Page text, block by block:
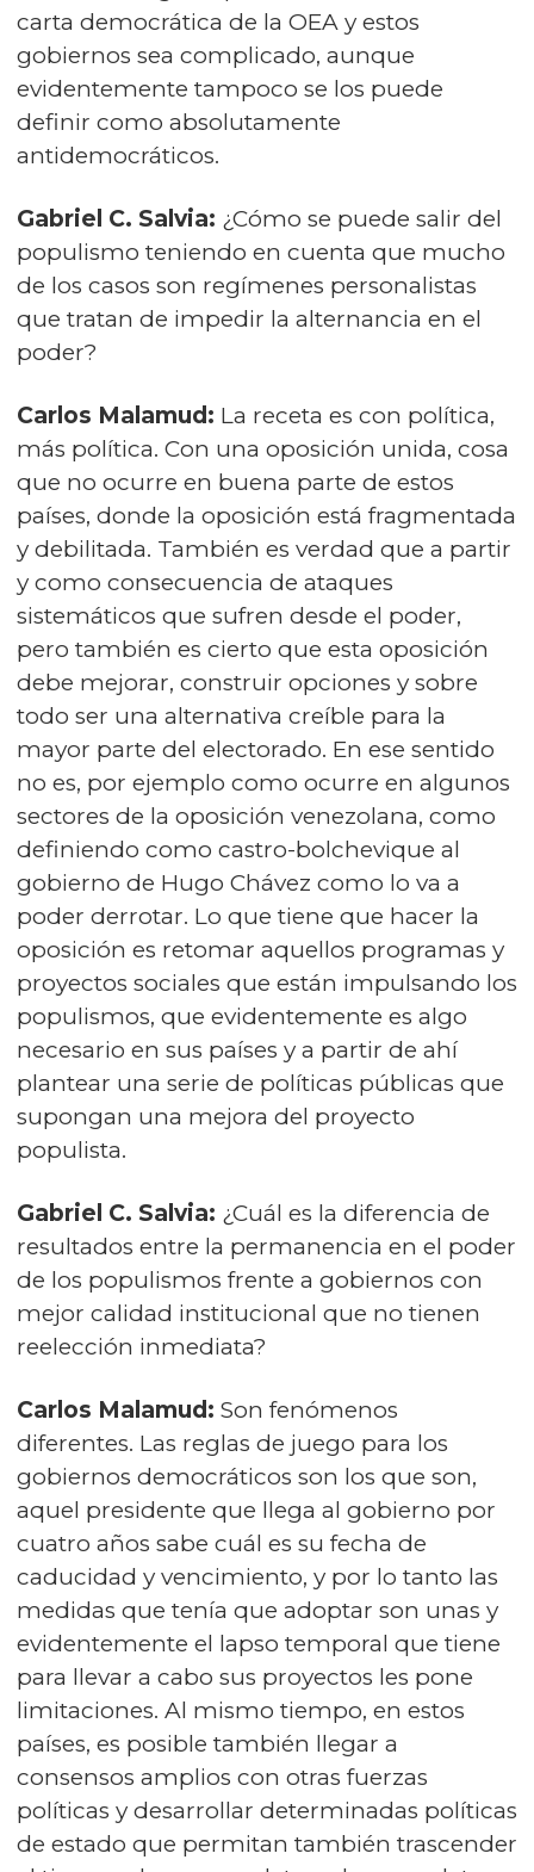
carta democrática de la OEA y estos
gobiernos sea complicado, aunque
evidentemente tampoco se los puede
definir como absolutamente
antidemocráticos.
Gabriel C. Salvia: ¿Cómo se puede salir del
populismo teniendo en cuenta que mucho
de los casos son regímenes personalistas
que tratan de impedir la alternancia en el
poder?
Carlos Malamud: La receta es con política,
más política. Con una oposición unida, cosa
que no ocurre en buena parte de estos
países, donde la oposición está fragmentada
y debilitada. También es verdad que a partir
y como consecuencia de ataques
sistemáticos que sufren desde el poder,
pero también es cierto que esta oposición
debe mejorar, construir opciones y sobre
todo ser una alternativa creíble para la
mayor parte del electorado. En ese sentido
no es, por ejemplo como ocurre en algunos
sectores de la oposición venezolana, como
definiendo como castro-bolchevique al
gobierno de Hugo Chávez como lo va a
poder derrotar. Lo que tiene que hacer la
oposición es retomar aquellos programas y
proyectos sociales que están impulsando los
populismos, que evidentemente es algo
necesario en sus países y a partir de ahí
plantear una serie de políticas públicas que
supongan una mejora del proyecto
populista.
Gabriel C. Salvia: ¿Cuál es la diferencia de
resultados entre la permanencia en el poder
de los populismos frente a gobiernos con
mejor calidad institucional que no tienen
reelección inmediata?
Carlos Malamud: Son fenómenos
diferentes. Las reglas de juego para los
gobiernos democráticos son los que son,
aquel presidente que llega al gobierno por
cuatro años sabe cuál es su fecha de
caducidad y vencimiento, y por lo tanto las
medidas que tenía que adoptar son unas y
evidentemente el lapso temporal que tiene
para llevar a cabo sus proyectos les pone
limitaciones. Al mismo tiempo, en estos
países, es posible también llegar a
consensos amplios con otras fuerzas
políticas y desarrollar determinadas políticas
de estado que permitan también trascender